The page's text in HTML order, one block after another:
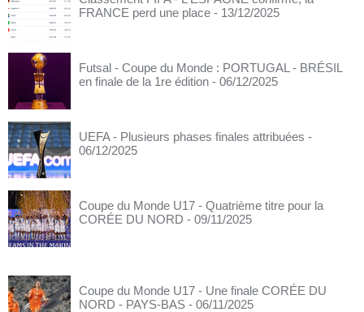
FRANCE perd une place - 13/12/2025
Futsal - Coupe du Monde : PORTUGAL - BRÉSIL
en finale de la 1re édition - 06/12/2025
UEFA - Plusieurs phases finales attribuées -
06/12/2025
Coupe du Monde U17 - Quatrième titre pour la
CORÉE DU NORD - 09/11/2025
Coupe du Monde U17 - Une finale CORÉE DU
NORD - PAYS-BAS - 06/11/2025